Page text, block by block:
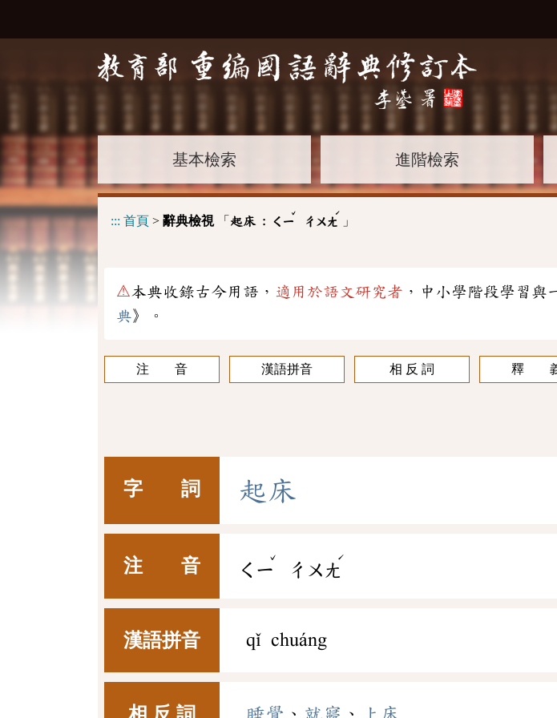
基本檢索 進階檢索
::: 首頁 > 辭典檢視「 起床 : ㄑㄧ
ˇ
ㄔㄨㄤ
ˊ
」
⚠本典收錄古今用語， 適用於語文研究者 ，中小學階段學習與
典》。
注 音 漢語拼音 相 反 詞 釋
字 詞 起 床
注 音 ㄑㄧ
ˇ
ㄔㄨㄤ
ˊ
漢語拼音 qǐ chuáng
睡覺 、 就寢 、 上床